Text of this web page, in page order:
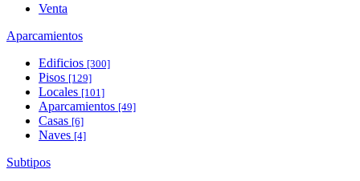
Venta
Aparcamientos
Edificios [300]
Pisos [129]
Locales [101]
Aparcamientos [49]
Casas [6]
Naves [4]
Subtipos